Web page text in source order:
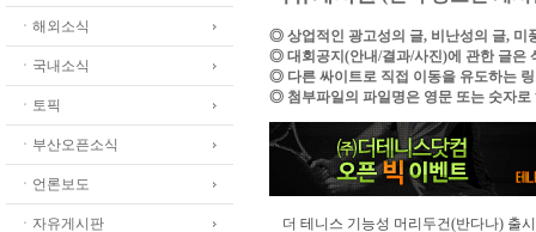
ㆍ해외소식
ㆍ국내소식
ㆍ토픽
ㆍ부산오픈소식
ㆍ언론보도
ㆍ자유게시판
◎ 상업적인 광고성의 글, 비난성의 글, 미
◎ 대회공지(안내/결과/사진)에 관한 글은
◎ 다른 싸이트로 직접 이동을 유도하는
◎ 첨부파일의 파일명은 영문 또는 숫자로
더 테니스 기능성 머리두건(반다나) 출